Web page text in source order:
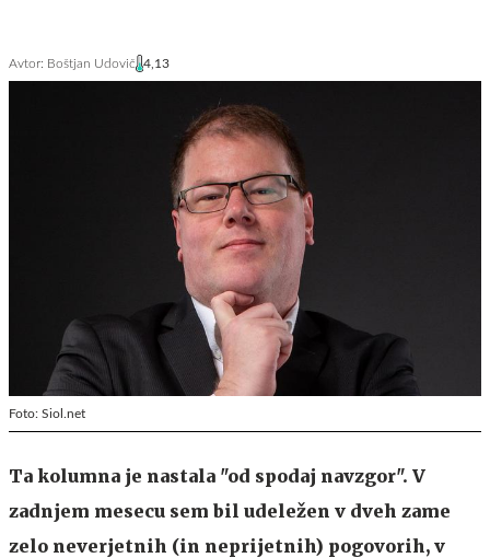
Avtor: Boštjan Udovič 4,13
Foto: Siol.net
Ta kolumna je nastala "od spodaj navzgor". V
zadnjem mesecu sem bil udeležen v dveh zame
zelo neverjetnih (in neprijetnih) pogovorih, v